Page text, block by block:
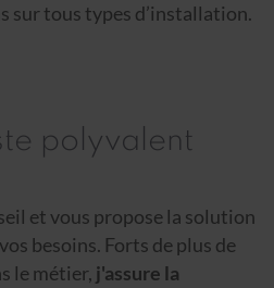
sur tous types d’installation.
polyvalent
et vous propose la solution
besoins. Forts de plus de
le métier, j'assure la